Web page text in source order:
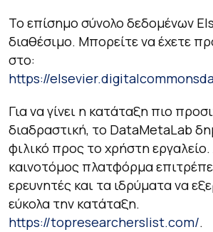
Το επίσημο σύνολο δεδομένων
διαθέσιμο. Μπορείτε να έχετε
στο:
https://
Για να γίνει η κατάταξη πιο
διαδραστική, το DataMetaLab
φιλικό προς το χρήστη
καινοτόμος πλατφόρμα
ερευνητές και τα ιδρύματα να
εύκολα την κατάταξη.
https://topresearcherslist.com/.